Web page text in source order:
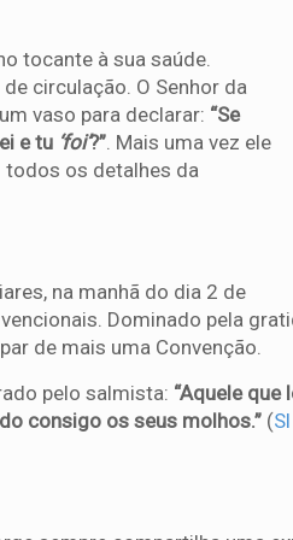
tocante à sua saúde.
circulação. O Senhor da
vaso para declarar: “Se
e tu ‘foi’?”. Mais uma vez ele
os detalhes da
na manhã do dia 2 de
Dominado pela
de mais uma Convenção.
pelo salmista: “Aquele que
consigo os seus molhos.” (